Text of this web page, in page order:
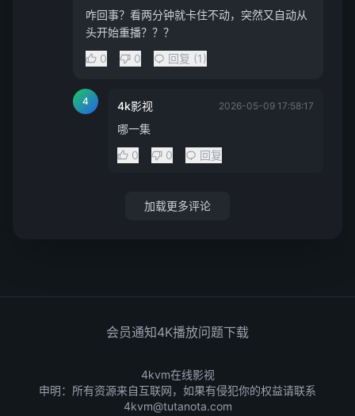
咋回事？看两分钟就卡住不动，突然又自动从
头开始重播？？？
0
0 回复 (1)
4 4k影视 2026-05-09 17:58:17
哪一集
0
0 回复
加载更多评论
会员通知4K播放问题下载
4kvm在线影视
申明：所有资源来自互联网，如果有侵犯你的权益请联系
4kvm@tutanota.com